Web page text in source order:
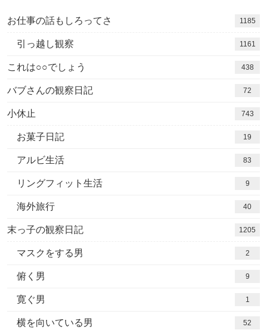
お仕事の話もしろってさ 1185
引っ越し観察 1161
これは○○でしょう 438
バブさんの観察日記 72
小休止 743
お菓子日記 19
アルビ生活 83
リングフィット生活 9
海外旅行 40
末っ子の観察日記 1205
マスクをする男 2
俯く男 9
寛ぐ男 1
横を向いている男 52